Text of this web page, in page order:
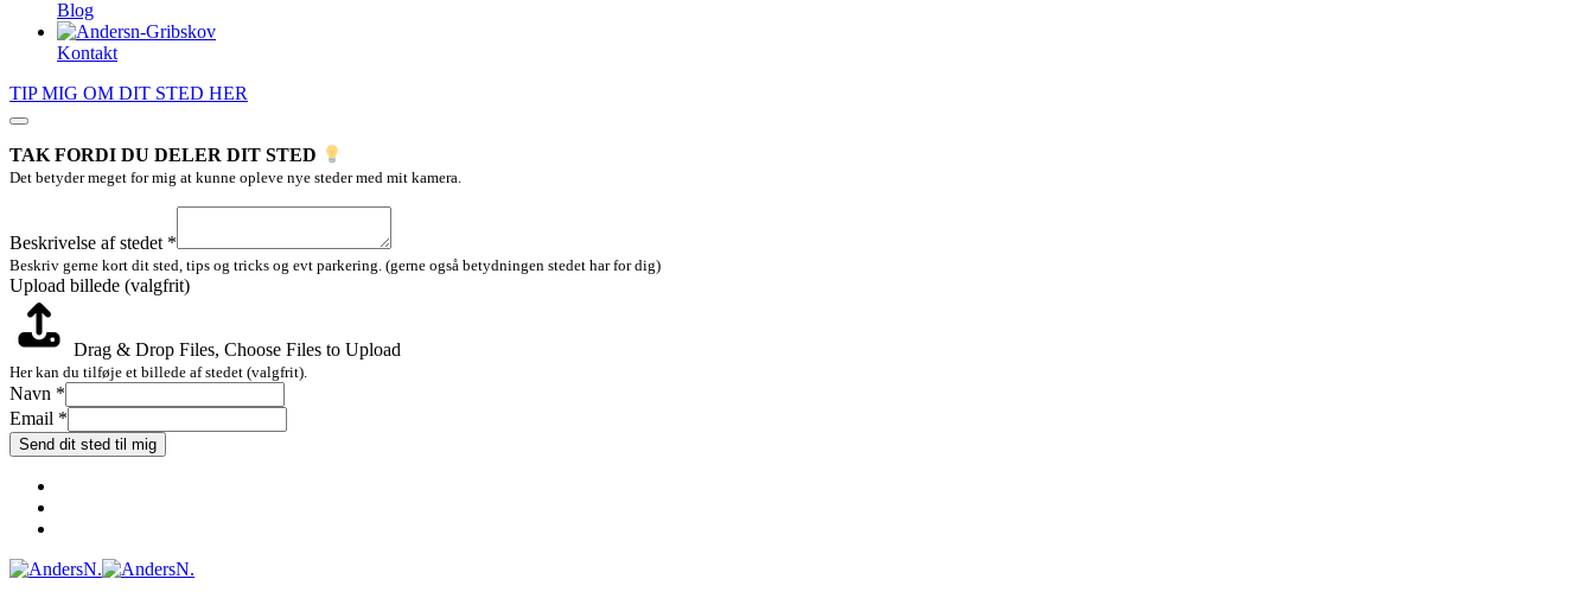
Blog
Kontakt
TIP MIG OM DIT STED HER
TAK FORDI DU DELER DIT STED
Det betyder meget for mig at kunne opleve nye steder med mit kamera.
Layout
af
Beskrivelse af stedet *
Beskriv gerne kort dit sted, tips og tricks og evt parkering. (gerne også betydningen stedet har for dig)
Upload billede (valgfrit)
Drag & Drop Files, Choose Files to Upload
Her kan du tilføje et billede af stedet (valgfrit).
Navn *
Email *
Send dit sted til mig